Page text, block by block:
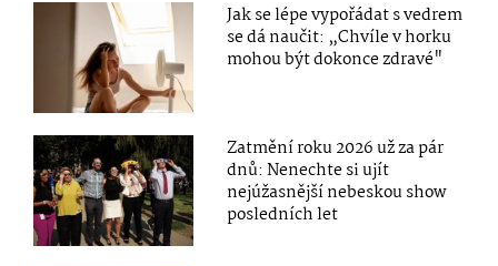
Jak se lépe vypořádat s vedrem
se dá naučit: „Chvíle v horku
mohou být dokonce zdravé"
Zatmění roku 2026 už za pár
dnů: Nenechte si ujít
nejúžasnější nebeskou show
posledních let